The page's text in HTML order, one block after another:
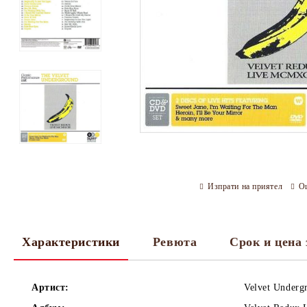
Изпрати на приятел
Характеристики Ревюта Срок и цена
Артист:
Velvet